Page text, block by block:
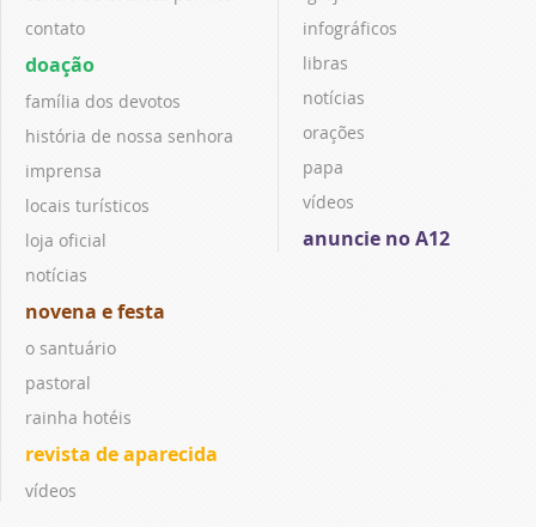
contato
doação
família dos devotos
história de nossa senhora
imprensa
locais turísticos
loja oficial
notícias
novena e festa
o santuário
pastoral
rainha hotéis
revista de aparecida
vídeos
infográficos
libras
notícias
orações
papa
vídeos
anuncie no A12